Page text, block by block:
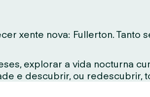
xente nova: Fullerton. Tanto
explorar a vida nocturna
e descubrir, ou redescubrir,